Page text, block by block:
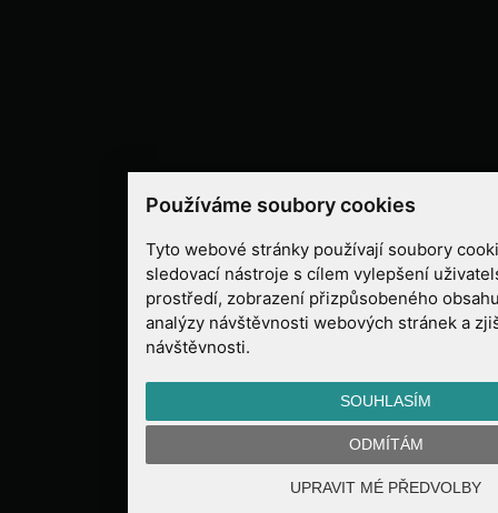
Používáme soubory cookies
Tyto webové stránky používají soubory
sledovací nástroje s cílem vylepšení
prostředí, zobrazení přizpůsobeného
analýzy návštěvnosti webových stránek a
návštěvnosti.
SOUHLASÍM
ODMÍTÁM
UPRAVIT MÉ PŘEDVOLBY